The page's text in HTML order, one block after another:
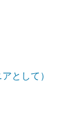
として）